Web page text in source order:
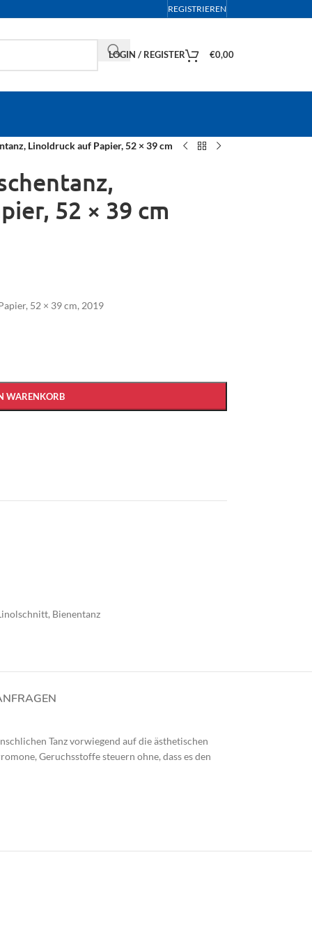
REGISTRIEREN
LOGIN / REGISTER €0,00
Linoldruck auf Papier, 52 × 39 cm
52 × 39 cm
52 × 39 cm, 2019
WARENKORB
, Bienentanz
Tanz vorwiegend auf die ästhetischen
Geruchsstoffe steuern ohne, dass es den